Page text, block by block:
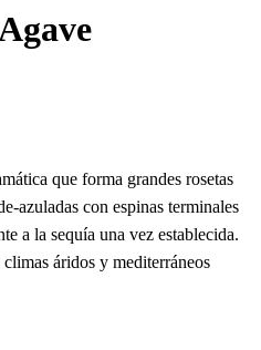
que forma grandes rosetas
azuladas con espinas terminales
a la sequía una vez establecida.
áridos y mediterráneos